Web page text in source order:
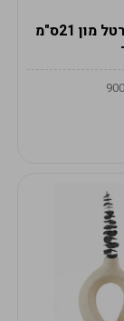
19615-אגרטל מון 21ס"מ